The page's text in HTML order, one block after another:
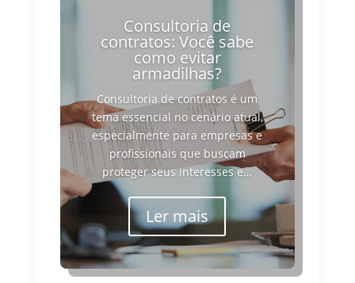
Consultoria de
contratos: Você sabe
como evitar
armadilhas?
Consultoria de contratos é um
tema essencial no cenário atual,
especialmente para empresas e
profissionais que buscam
proteger seus interesses e…
Ler mais